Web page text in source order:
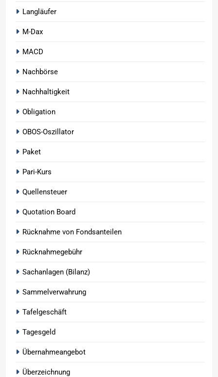
Langläufer
M-Dax
MACD
Nachbörse
Nachhaltigkeit
Obligation
OBOS-Oszillator
Paket
Pari-Kurs
Quellensteuer
Quotation Board
Rücknahme von Fondsanteilen
Rücknahmegebühr
Sachanlagen (Bilanz)
Sammelverwahrung
Tafelgeschäft
Tagesgeld
Übernahmeangebot
Überzeichnung